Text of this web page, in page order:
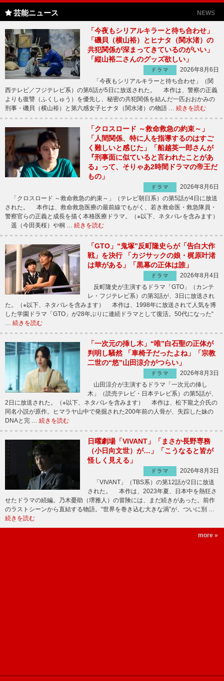
芸能ニュース NEWS
「今夜もシリアルキラーと待ち合わせ」
「磯貝（横山裕）とヒナタ（関水渚）の
共犯関係が深まってきているのがいい」
「縦山裕二さんのグッズ欲しい」
ドラマ
2026年8月6日
「今夜もシリアルキラーと待ち合わせ」（関
西テレビ／フジテレビ系）の第6話が5日に放送された。 本作は、警察の正義
よりも復讐（ふくしゅう）を優先し、秘密の共犯関係を結んだ一匹おおかみの
刑事・磯貝（横山裕）と第六感女子ヒナタ（関水渚）の物語 … 続きを読む
「クロスロード ～救命救急の約束～」
「人間関係、特に人を指導するのはすご
く難しいと感じた」「船越英一郎さんが
『刑事面に似ていると言われたことがあ
る』って、そりゃあ2時間ドラマの帝王だ
もの」
ドラマ
2026年8月6日
「クロスロード ～救命救急の約束～」（テレビ朝日系）の第5話が4日に放送
された。 本作は、救命救急医療の最前線でもがく、若き救命医・救急隊員・
警察官らの正義と成長を描く本格医療ドラマ。（※以下、ネタバレを含みます）
遥（今田美桜）や桐 … 続きを読む
「GTO」“鬼塚”反町隆史らが「告白大作
戦」を決行 「カジサックの娘・梶原叶渚
は華がある」「黒幕の正体は誰」
ドラマ
2026年8月4日
反町隆史が主演するドラマ「GTO」（カンテ
レ・フジテレビ系）の第3話が、3日に放送され
た。（※以下、ネタバレを含みます） 本作は、1998年に放送されて人気を博
した学園ドラマ「GTO」が28年ぶりに連続ドラマとして復活。50代になった“
… 続きを読む
「一次元の挿し木」“唯”白石聖の正体が
判明し騒然 「車椅子だったよね」「宗教
二世の“悠”山田涼介がつらい」
ドラマ
2026年8月3日
山田涼介が主演するドラマ「一次元の挿し
木」（読売テレビ・日本テレビ系）の第5話が、
2日に放送された。（※以下、ネタバレを含みます） 本作は、松下龍之介氏の
同名小説が原作。ヒマラヤ山中で発掘された200年前の人骨が、失踪した妹の
DNAと完 … 続きを読む
日曜劇場「VIVANT」「まさか長野専務
（小日向文世）が…」「こうなると皆が
怪しく見える」
ドラマ
2026年8月3日
「VIVANT」（TBS系）の第12話が2日に放送
された。 本作は、2023年夏、日本中を熱狂さ
せたドラマの続編。乃木憂助（堺雅人）の冒険には、まだ続きがあった。前作
のラストシーンから直結する物語。“世界を巻き込む大きな渦”が、ついに別 …
続きを読む
more »